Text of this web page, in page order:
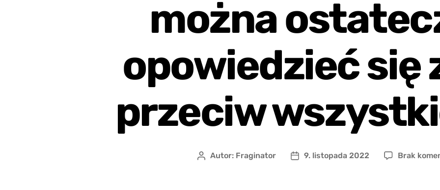
można
opowiedzieć się
przeciw
Autor
Autor: Fraginator
Data9. listopada 2022 Brak